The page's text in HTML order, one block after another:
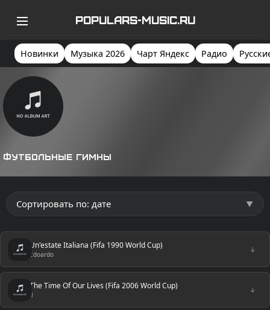
POPULARS-MUSIC.RU
Новинки Музыка 2026 Чарт Яндекс Радио
Футбольные гимны
Un'estate Italiana (Fifa 1990 World Cup)
Edoardo
↓
The Time Of Our Lives (Fifa 2006 World Cup)
Il
↓